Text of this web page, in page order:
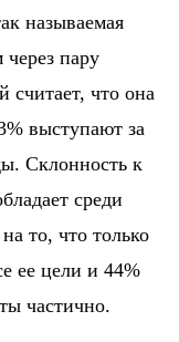
называемая
пару
считает, что она
выступают за
Склонность к
среди
то, что только
ее цели и 44%
частично.